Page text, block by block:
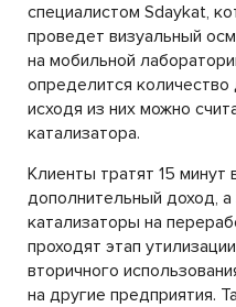
специалистом Sdaykat,
проведет визуальный
на мобильной
определится
исходя из них можно
катализатора.
Клиенты тратят 15 минут
дополнительный доход,
катализаторы на
проходят этап
вторичного
на другие предприятия.